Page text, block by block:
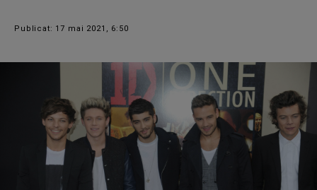
Publicat: 17 mai 2021, 6:50